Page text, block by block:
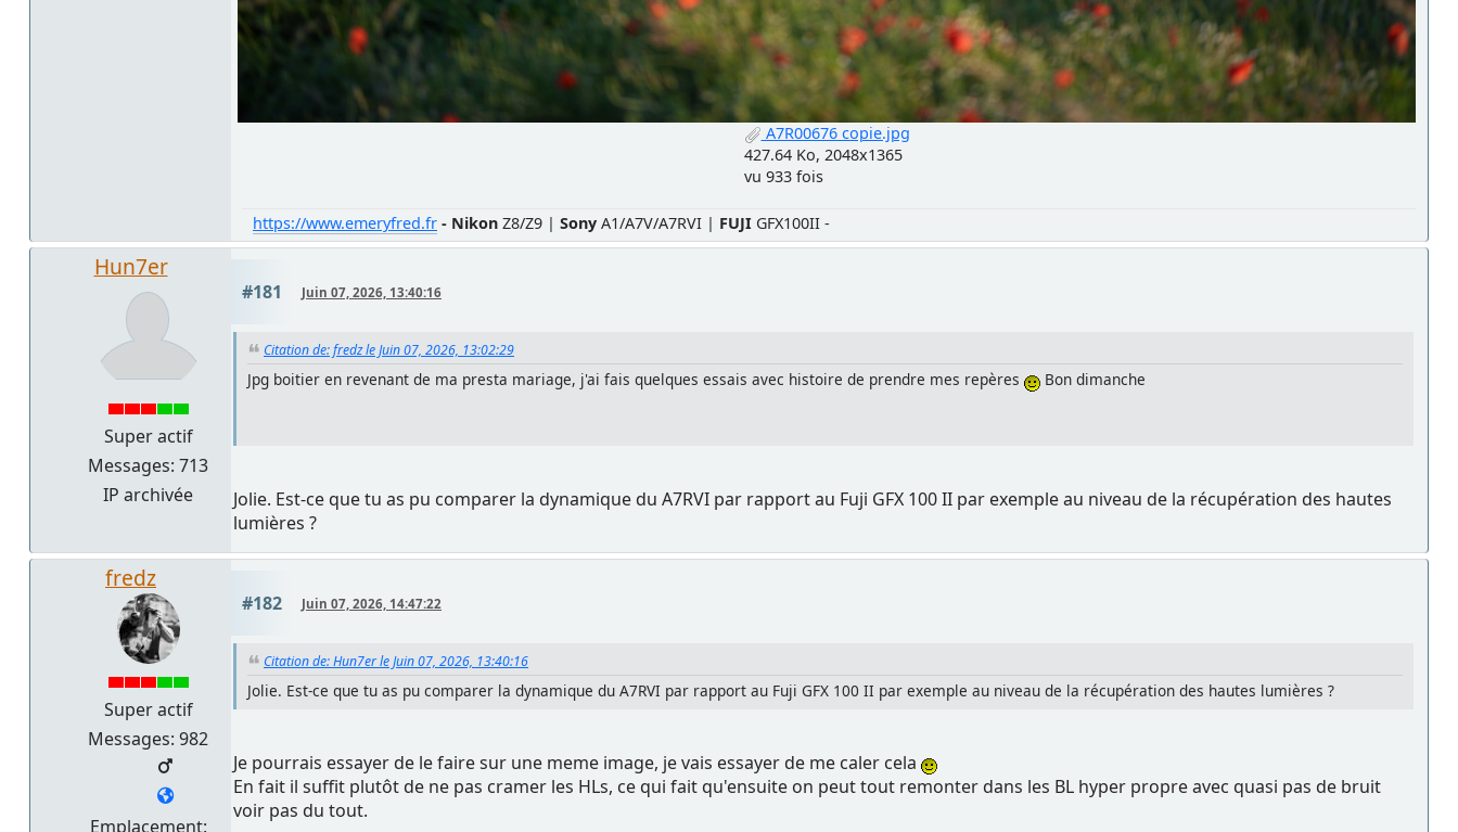
A7R00676 copie.jpg
427.64 Ko, 2048x1365
vu 933 fois
https://www.emeryfred.fr - Nikon Z8/Z9 | Sony A1/A7V/A7RVI | FUJI GFX100II -
Hun7er
Super actif
Messages: 713
IP archivée
#181 Juin 07, 2026, 13:40:16
Citation de: fredz le Juin 07, 2026, 13:02:29
Jpg boitier en revenant de ma presta mariage, j'ai fais quelques essais avec histoire de prendre mes repères Bon dimanche
Jolie. Est-ce que tu as pu comparer la dynamique du A7RVI par rapport au Fuji GFX 100 II par exemple au niveau de la récupération des hautes
lumières ?
fredz
Super actif
Messages: 982
Emplacement:
#182 Juin 07, 2026, 14:47:22
Citation de: Hun7er le Juin 07, 2026, 13:40:16
Jolie. Est-ce que tu as pu comparer la dynamique du A7RVI par rapport au Fuji GFX 100 II par exemple au niveau de la récupération des hautes lumières ?
Je pourrais essayer de le faire sur une meme image, je vais essayer de me caler cela
En fait il suffit plutôt de ne pas cramer les HLs, ce qui fait qu'ensuite on peut tout remonter dans les BL hyper propre avec quasi pas de bruit
voir pas du tout.